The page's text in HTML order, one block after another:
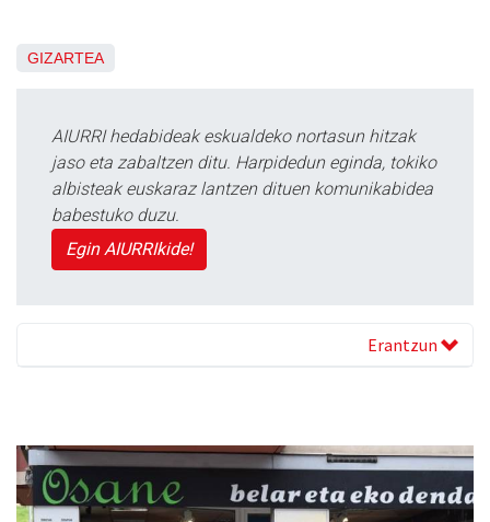
GIZARTEA
AIURRI hedabideak eskualdeko nortasun hitzak
jaso eta zabaltzen ditu. Harpidedun eginda, tokiko
albisteak euskaraz lantzen dituen komunikabidea
babestuko duzu.
Egin AIURRIkide!
Erantzun